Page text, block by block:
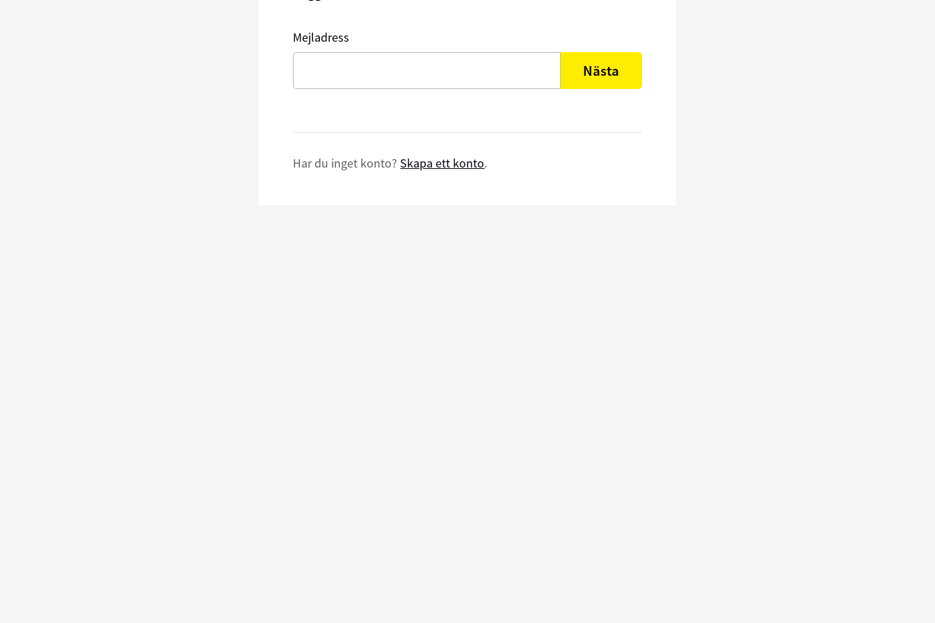
Mejladress
Nästa
Har du inget konto? Skapa ett konto.